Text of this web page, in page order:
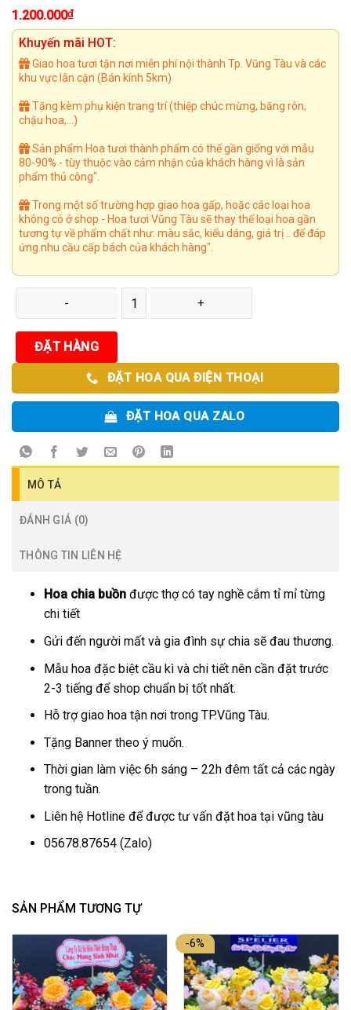
1.200.000₫
Khuyến mãi HOT:
Giao hoa tươi tận nơi miễn phí nội thành Tp. Vũng Tàu và các
khu vực lân cận (Bán kính 5km)
Tặng kèm phụ kiện trang trí (thiệp chúc mừng, băng rôn,
chậu hoa,...)
Sản phẩm Hoa tươi thành phẩm có thể gần giống với mẫu
80-90% - tùy thuộc vào cảm nhận của khách hàng vì là sản
phẩm thủ công".
Trong một số trường hợp giao hoa gấp, hoặc các loại hoa
không có ở shop - Hoa tươi Vũng Tàu sẽ thay thế loại hoa gần
tương tự về phẩm chất như: màu sắc, kiểu dáng, giá trị .. để đáp
ứng nhu cầu cấp bách của khách hàng".
ĐẶT HÀNG
ĐẶT HOA QUA ĐIỆN THOẠI
ĐẶT HOA QUA ZALO
MÔ TẢ
ĐÁNH GIÁ (0)
THÔNG TIN LIÊN HỆ
Hoa chia buồn được thợ có tay nghề cắm tỉ mỉ từng
chi tiết
Gửi đến người mất và gia đình sự chia sẽ đau thương.
Mẫu hoa đặc biệt cầu kì và chi tiết nên cần đặt trước
2-3 tiếng để shop chuẩn bị tốt nhất.
Hỗ trợ giao hoa tận nơi trong TP.Vũng Tàu.
Tặng Banner theo ý muốn.
Thời gian làm việc 6h sáng – 22h đêm tất cả các ngày
trong tuần.
Liên hệ Hotline để được tư vấn đặt hoa tại vũng tàu
05678.87654(Zalo)
SẢN PHẨM TƯƠNG TỰ
-6%